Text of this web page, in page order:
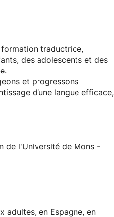
formation traductrice,
des adolescents et des
et progressons
d’une langue efficace,
de l'Université de Mons -
adultes, en Espagne, en